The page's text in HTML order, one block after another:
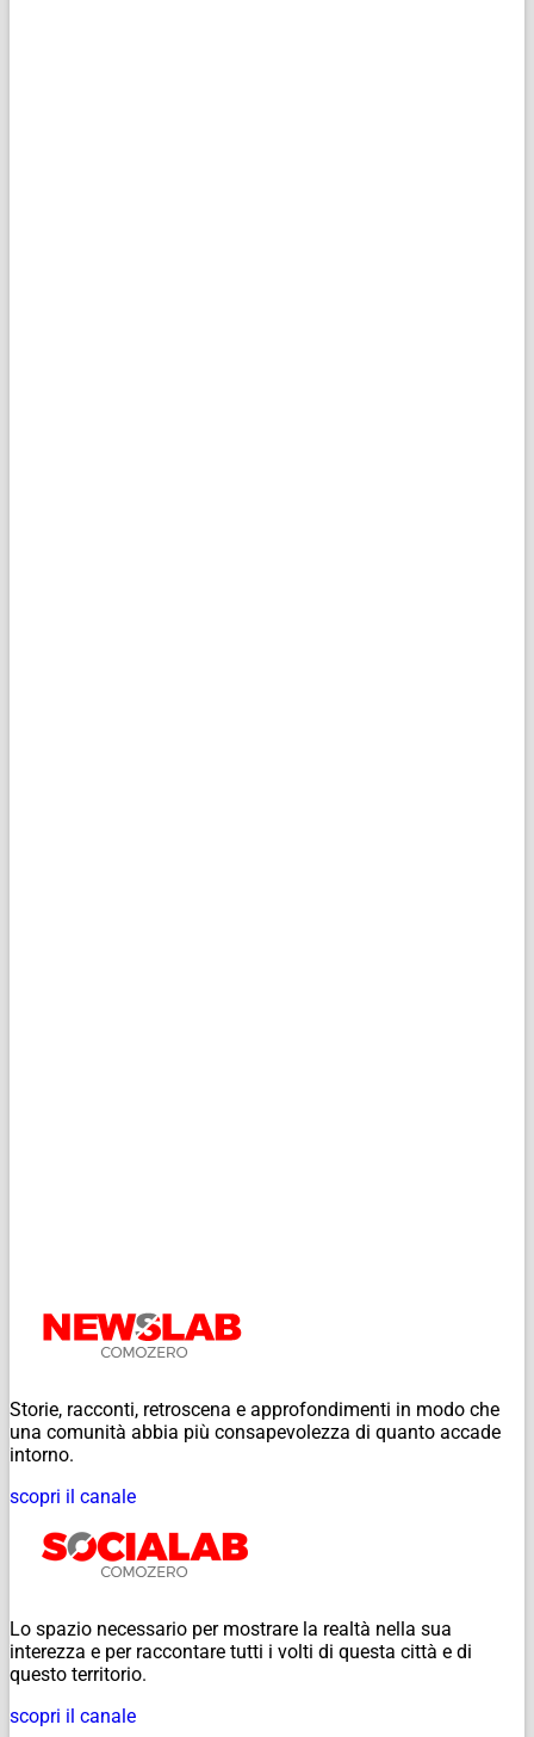
Storie, racconti, retroscena e approfondimenti in modo che
una comunità abbia più consapevolezza di quanto accade
intorno.
scopri il canale
Lo spazio necessario per mostrare la realtà nella sua
interezza e per raccontare tutti i volti di questa città e di
questo territorio.
scopri il canale